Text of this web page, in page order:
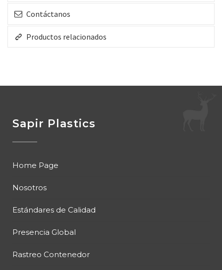
Contáctanos
Productos relacionados
Sapir Plastics
Home Page
Nosotros
Estándares de Calidad
Presencia Global
Rastreo Contenedor